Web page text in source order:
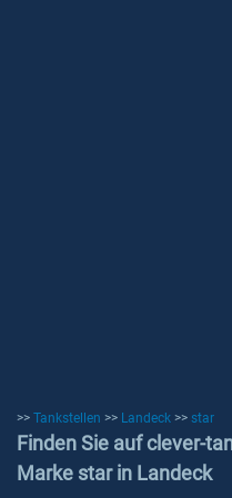
>> Tankstellen >> Landeck >> star
Finden Sie auf clever-
Marke star in Landeck